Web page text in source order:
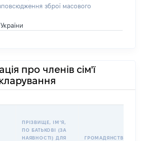
зброї масового
про членів сім'ї
ПРІЗВИЩЕ, ІМʼЯ,
ПО БАТЬКОВІ (ЗА
НАЯВНОСТІ) ДЛЯ
ГРОМАДЯНСТВО